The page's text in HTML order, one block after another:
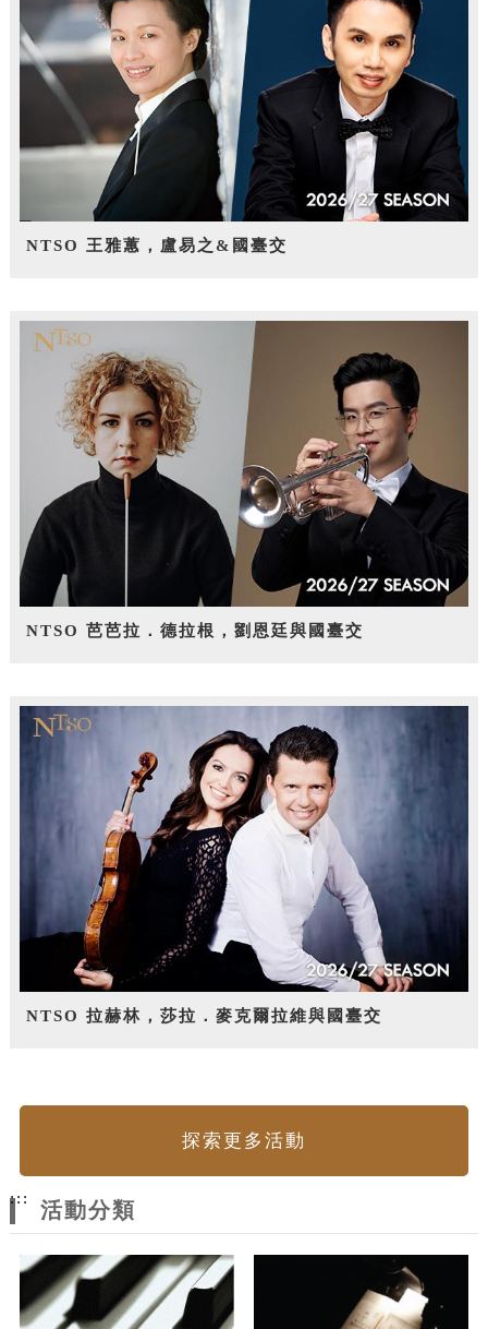
NTSO 王雅蕙，盧易之&國臺交
NTSO 芭芭拉．德拉根，劉恩廷與國臺交
NTSO 拉赫林，莎拉．麥克爾拉維與國臺交
探索更多活動
:::
活動分類